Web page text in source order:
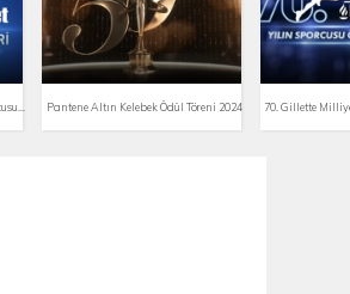
Pantene Altın Kelebek Ödül Töreni 2024